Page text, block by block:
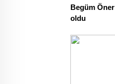
Begüm
oldu